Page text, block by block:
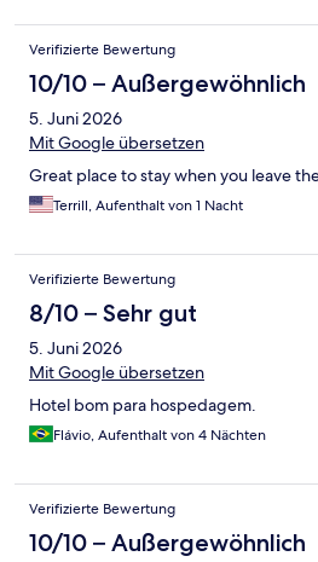
Verifizierte Bewertung
10/10 – Außergewöhnlich
5. Juni 2026
Mit Google übersetzen
Great place to stay when you leave
Terrill, Aufenthalt von 1 Nacht
Verifizierte Bewertung
8/10 – Sehr gut
5. Juni 2026
Mit Google übersetzen
Hotel bom para hospedagem.
Flávio, Aufenthalt von 4 Nächten
Verifizierte Bewertung
10/10 – Außergewöhnlich